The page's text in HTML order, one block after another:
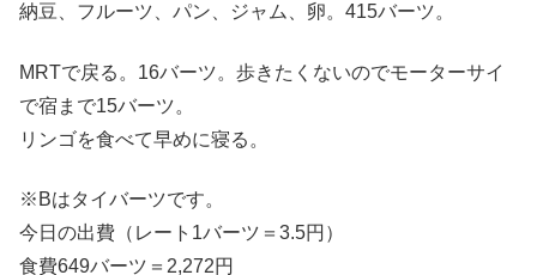
納豆、フルーツ、パン、ジャム、卵。415バーツ。
MRTで戻る。16バーツ。歩きたくないのでモーターサイ
で宿まで15バーツ。
リンゴを食べて早めに寝る。
※Bはタイバーツです。
今日の出費（レート1バーツ＝3.5円）
食費649バーツ＝2,272円